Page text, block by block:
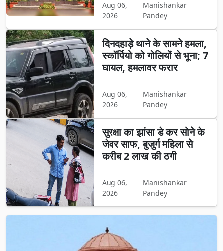
Aug 06,
2026
Manishankar
Pandey
दिनदहाड़े थाने के सामने हमला,
स्कॉर्पियो को गोलियों से भूना; 7
घायल, हमलावर फरार
Aug 06,
2026
Manishankar
Pandey
सुरक्षा का झांसा डे कर सोने के
जेवर साफ, बुजुर्ग महिला से
करीब 2 लाख की ठगी
Aug 06,
2026
Manishankar
Pandey